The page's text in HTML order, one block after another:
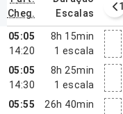
cheg.
escalas
agosto de 2026
05:05
14:20
8h 15min
1 escala
05:05
14:30
8h 25min
1 escala
05:55
26h 40min